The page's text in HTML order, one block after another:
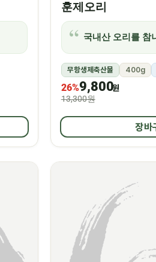
훈제오리
국내산 오리를 참
무항생제축산물 400g
26%9,800원
13,300원
장바